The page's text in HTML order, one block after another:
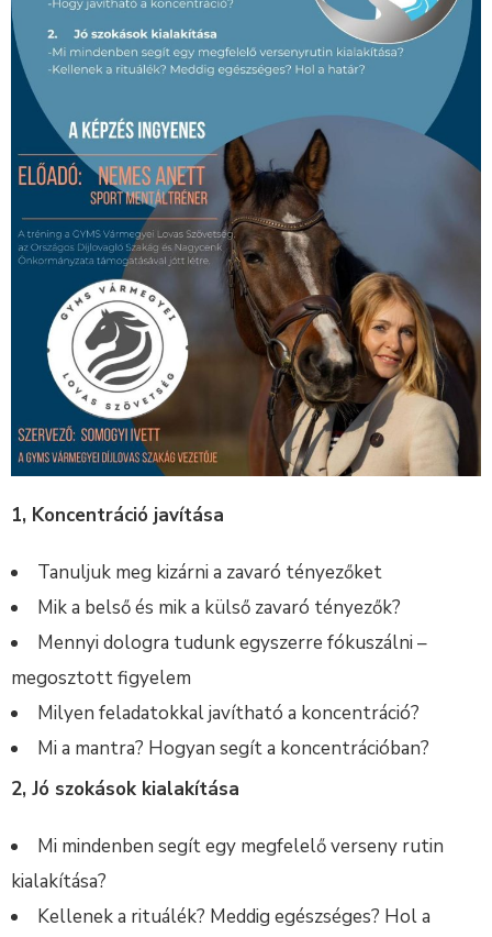
1, Koncentráció javítása
Tanuljuk meg kizárni a zavaró tényezőket
Mik a belső és mik a külső zavaró tényezők?
Mennyi dologra tudunk egyszerre fókuszálni –
megosztott figyelem
Milyen feladatokkal javítható a koncentráció?
Mi a mantra? Hogyan segít a koncentrációban?
2, Jó szokások kialakítása
Mi mindenben segít egy megfelelő verseny rutin
kialakítása?
Kellenek a rituálék? Meddig egészséges? Hol a